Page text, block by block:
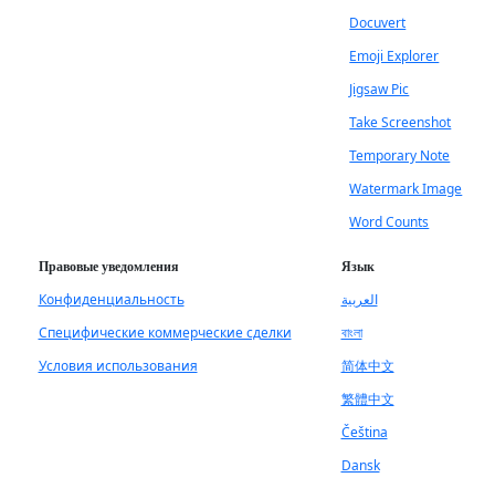
Docuvert
Emoji Explorer
Jigsaw Pic
Take Screenshot
Temporary Note
Watermark Image
Word Counts
Правовые уведомления
Конфиденциальность
Специфические коммерческие сделки
Условия использования
Язык
العربية
বাংলা
简体中文
繁體中文
Čeština
Dansk